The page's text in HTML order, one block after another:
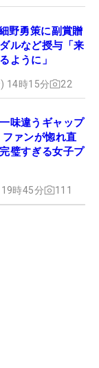
野勇策に副賞贈
ルなど授与「来
ように」
14時15分 22
味違うギャップ
ァンが惚れ直
璧すぎる女子プ
時45分 111